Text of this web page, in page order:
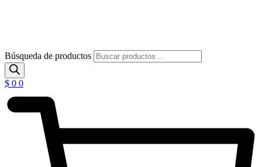
Búsqueda de productos
$ 0 0